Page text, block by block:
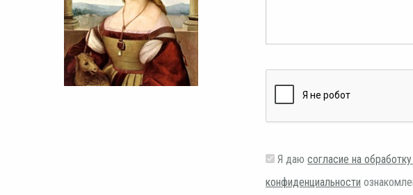
Я даю согласие на
конфиденциальности